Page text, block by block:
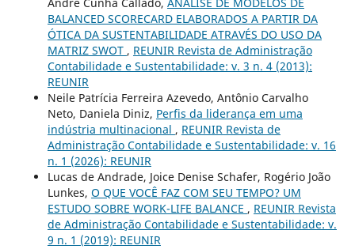
BALANCED SCORECARD ELABORADOS A PARTIR DA
ÓTICA DA SUSTENTABILIDADE ATRAVÉS DO USO DA
MATRIZ SWOT , REUNIR Revista de Administração
Contabilidade e Sustentabilidade: v. 3 n. 4 (2013):
REUNIR
Neile Patrícia Ferreira Azevedo, Antônio Carvalho
Neto, Daniela Diniz, Perfis da liderança em uma
indústria multinacional , REUNIR Revista de
Administração Contabilidade e Sustentabilidade: v. 16
n. 1 (2026): REUNIR
Lucas de Andrade, Joice Denise Schafer, Rogério João
Lunkes, O QUE VOCÊ FAZ COM SEU TEMPO? UM
ESTUDO SOBRE WORK-LIFE BALANCE , REUNIR Revista
de Administração Contabilidade e Sustentabilidade: v.
9 n. 1 (2019): REUNIR